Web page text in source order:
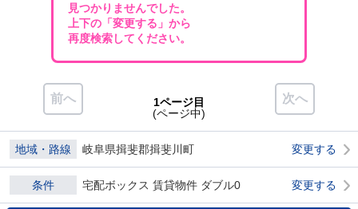
見つかりませんでした。
上下の「変更する」から
再度検索してください。
前へ 次へ
1ページ目
(ページ中)
地域・路線 岐阜県揖斐郡揖斐川町 変更する
条件 宅配ボックス 賃貸物件 ダブル0 変更する